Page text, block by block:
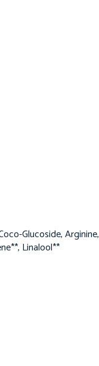
Glucoside, Arginine,
Linalool**